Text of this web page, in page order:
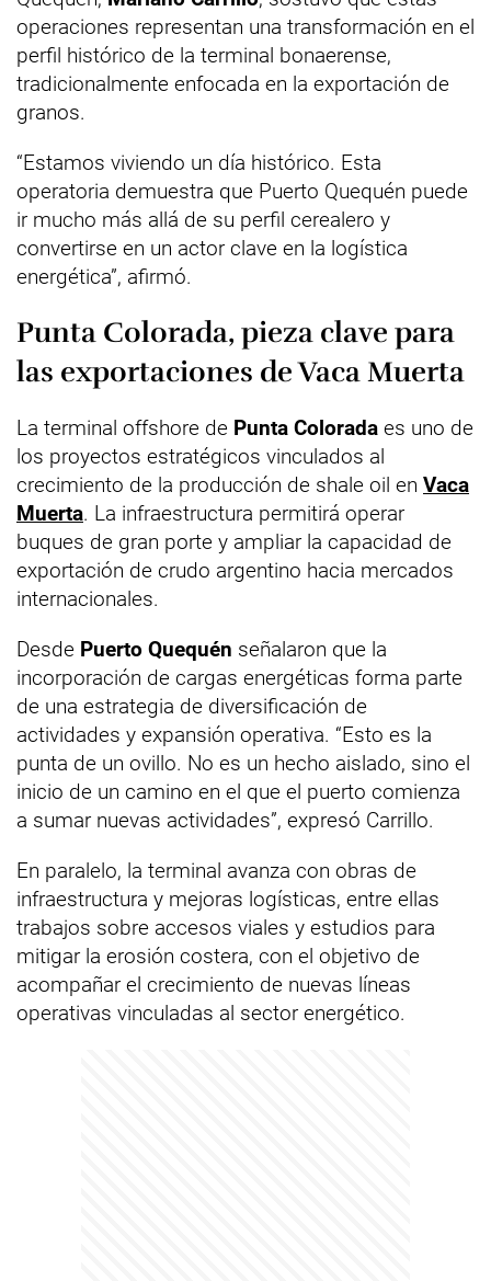
operaciones representan una transformación en el
perfil histórico de la terminal bonaerense,
tradicionalmente enfocada en la exportación de
granos.
“Estamos viviendo un día histórico. Esta
operatoria demuestra que Puerto Quequén puede
ir mucho más allá de su perfil cerealero y
convertirse en un actor clave en la logística
energética”, afirmó.
Punta Colorada, pieza clave para
las exportaciones de Vaca Muerta
La terminal offshore de Punta Colorada es uno de
los proyectos estratégicos vinculados al
crecimiento de la producción de shale oil en Vaca
Muerta. La infraestructura permitirá operar
buques de gran porte y ampliar la capacidad de
exportación de crudo argentino hacia mercados
internacionales.
Desde Puerto Quequén señalaron que la
incorporación de cargas energéticas forma parte
de una estrategia de diversificación de
actividades y expansión operativa. “Esto es la
punta de un ovillo. No es un hecho aislado, sino el
inicio de un camino en el que el puerto comienza
a sumar nuevas actividades”, expresó Carrillo.
En paralelo, la terminal avanza con obras de
infraestructura y mejoras logísticas, entre ellas
trabajos sobre accesos viales y estudios para
mitigar la erosión costera, con el objetivo de
acompañar el crecimiento de nuevas líneas
operativas vinculadas al sector energético.